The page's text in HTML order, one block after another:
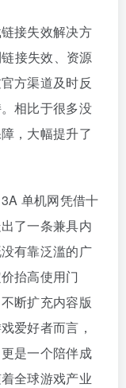
接失效解决方
接失效、资源
方渠道及时反
相比于很多没
，大幅提升了
单机网凭借十
了一条兼具内
有靠泛滥的广
抬高使用门
断扩充内容版
爱好者而言，
是一个陪伴成
全球游戏产业